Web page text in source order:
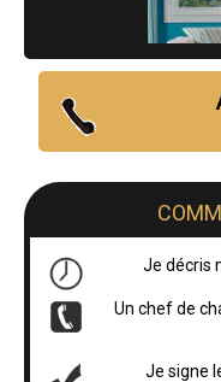
Je décris
Un chef de
Je signe